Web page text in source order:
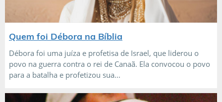
Quem foi Débora na Bíblia
Débora foi uma juíza e profetisa de Israel, que liderou o
povo na guerra contra o rei de Canaã. Ela convocou o povo
para a batalha e profetizou sua...